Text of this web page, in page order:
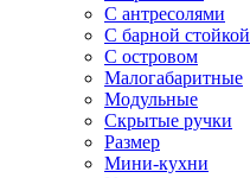
С антресолями
С барной стойкой
С островом
Малогабаритные
Модульные
Скрытые ручки
Размер
Мини-кухни